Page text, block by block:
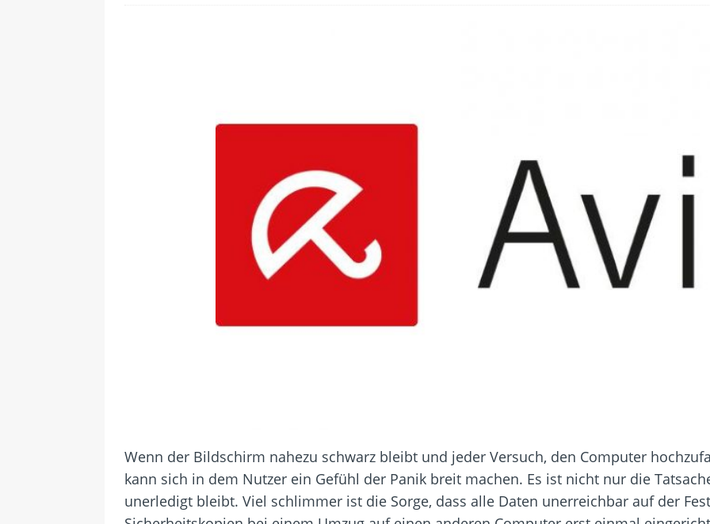
Wenn der Bildschirm nahezu schwarz bleibt und jeder Versuch, den Computer
kann sich in dem Nutzer ein Gefühl der Panik breit machen. Es ist nicht nur die
unerledigt bleibt. Viel schlimmer ist die Sorge, dass alle Daten unerreichbar auf der